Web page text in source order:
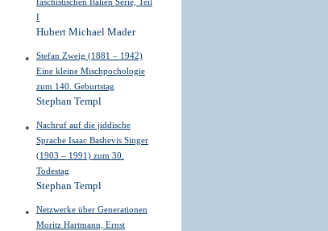
I
Hubert Michael Mader
Stefan Zweig (1881 – 1942)
Eine kleine Mischpochologie
zum 140. Geburtstag
Stephan Templ
Nachruf auf die jiddische
Sprache Isaac Bashevis Singer
(1903 – 1991) zum 30.
Todestag
Stephan Templ
Netzwerke über Generationen
Moritz Hartmann, Ernst